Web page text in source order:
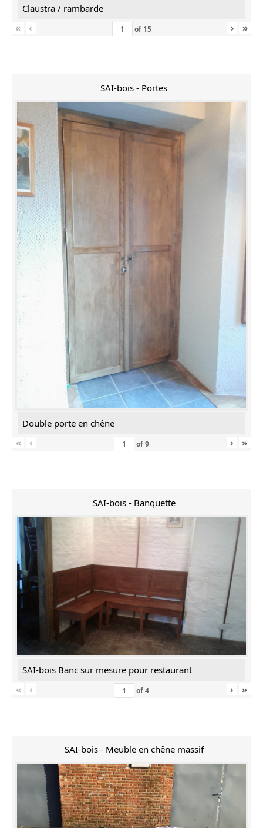
Claustra / rambarde
«
‹ of 15 › »
SAI-bois - Portes
Double porte en chêne
«
‹ of9 › »
SAI-bois - Banquette
SAI-bois Banc sur mesure pour restaurant
«
‹ of4 › »
SAI-bois - Meuble en chêne massif